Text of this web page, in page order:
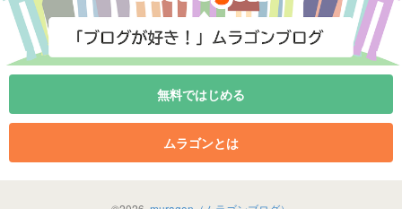
無料ではじめる
ムラゴンとは